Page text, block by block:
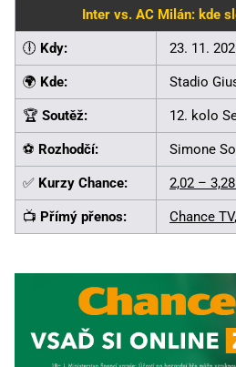
Inter vs. AC Milán: kde
🕕 Kdy: 23. 11.
🌍 Kde: Stadio
🏆 Soutěž: 12. kolo
⚽ Rozhodčí: Simone
✅ Kurzy Chance: 2,02 –
📺 Přímý přenos: Chance TV